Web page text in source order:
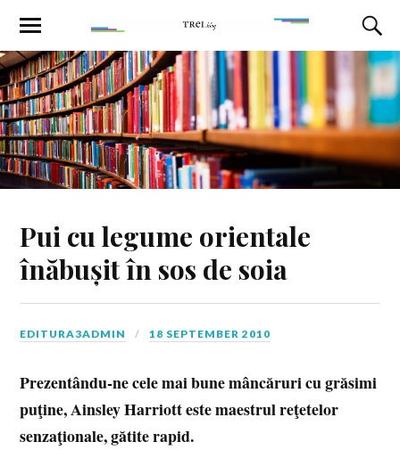
Pui cu legume orientale
înăbușit în sos de soia
EDITURA3ADMIN 18 SEPTEMBER 2010
Prezentându-ne cele mai bune mâncăruri cu grăsimi
puţine, Ainsley Harriott este maestrul reţetelor
senzaţionale, gătite rapid.